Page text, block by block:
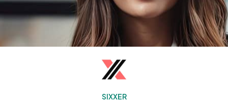
SIXXER